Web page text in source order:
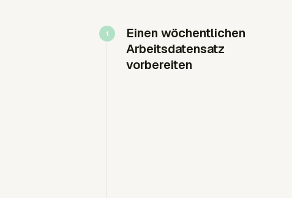
Einen wöchentlichen
Arbeitsdatensatz
vorbereiten